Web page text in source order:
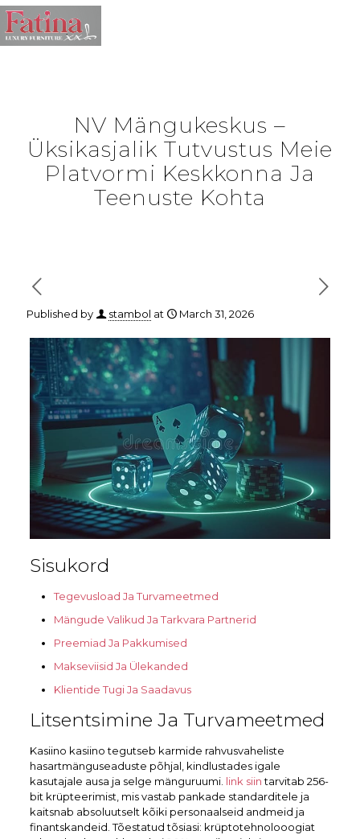
NV Mängukeskus –
Üksikasjalik Tutvustus Meie
Platvormi Keskkonna Ja
Teenuste Kohta
Published by stambol at March 31, 2026
Sisukord
Tegevusload Ja Turvameetmed
Mängude Valikud Ja Tarkvara Partnerid
Preemiad Ja Pakkumised
Makseviisid Ja Ülekanded
Klientide Tugi Ja Saadavus
Litsentsimine Ja Turvameetmed
Kasiino kasiino tegutseb karmide rahvusvaheliste
hasartmänguseaduste põhjal, kindlustades igale
kasutajale ausa ja selge mänguruumi. link siintarvitab 256-
bit krüpteerimist, mis vastab pankade standarditele ja
kaitsnab absoluutselt kõiki personaalseid andmeid ja
finantskandeid. Tõestatud tõsiasi: krüptotehnolooogiat